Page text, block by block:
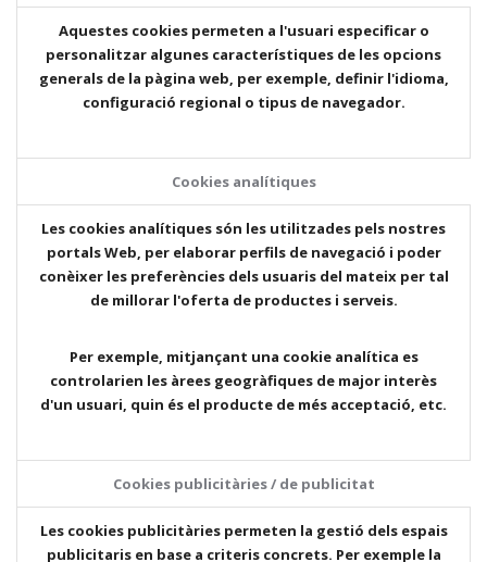
Aquestes cookies permeten a l'usuari especificar o
personalitzar algunes característiques de les opcions
generals de la pàgina web, per exemple, definir l'idioma,
configuració regional o tipus de navegador.
Cookies analítiques
Les cookies analítiques són les utilitzades pels nostres
portals Web, per elaborar perfils de navegació i poder
conèixer les preferències dels usuaris del mateix per tal
de millorar l'oferta de productes i serveis.
Per exemple, mitjançant una cookie analítica es
controlarien les àrees geogràfiques de major interès
d'un usuari, quin és el producte de més acceptació, etc.
Cookies publicitàries / de publicitat
Les cookies publicitàries permeten la gestió dels espais
publicitaris en base a criteris concrets. Per exemple la